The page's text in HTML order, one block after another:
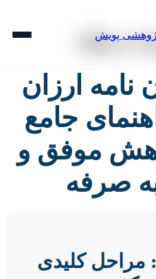
در ژنتیک
نامه ارزان
جامع
موفق و
صرفه
مراحل کلیدی